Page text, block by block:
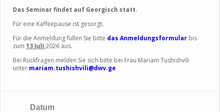
Das Seminar findet auf Georgisch statt.
Für eine Kaffeepause ist gesorgt.
Für die Anmeldung füllen Sie bitte das Anmeldungsformular bis
zum 13 Juli 2026 aus.
Bei Rückfragen melden Sie sich bitte bei Frau Mariam Tushishvili
unter mariam.tushishvili@dwv.ge
Datum